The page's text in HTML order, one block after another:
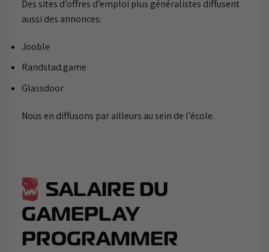
Des sites d’offres d’emploi plus généralistes diffusent
aussi des annonces:
Jooble
Randstad.game
Glassdoor
Nous en diffusons par ailleurs au sein de l’école.
SALAIRE DU
GAMEPLAY
PROGRAMMER